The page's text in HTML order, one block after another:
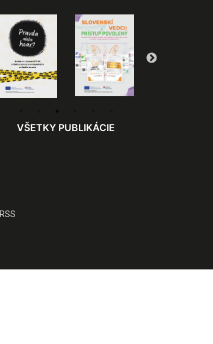
VŠETKY PUBLIKÁCIE
RSS